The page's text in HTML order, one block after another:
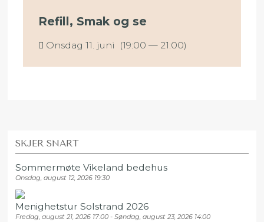
Refill, Smak og se
Onsdag 11. juni (19:00 — 21:00)
SKJER SNART
Sommermøte Vikeland bedehus
Onsdag, august 12, 2026 19:30
Menighetstur Solstrand 2026
Fredag, august 21, 2026 17:00 - Søndag, august 23, 2026 14:00